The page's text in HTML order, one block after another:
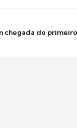
chegada do